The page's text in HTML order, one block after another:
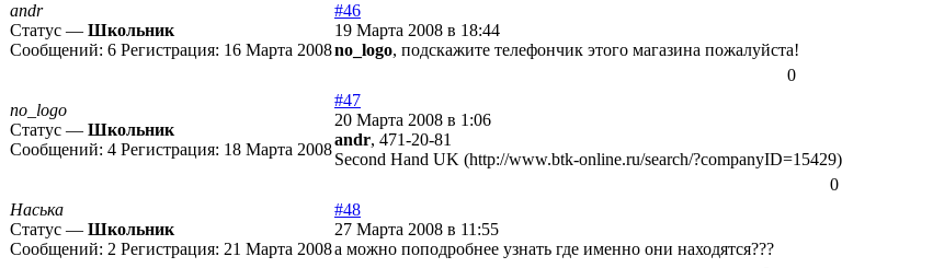
andr
Статус — Школьник
Сообщений: 6 Регистрация: 16 Марта 2008
#46
19 Марта 2008 в 18:44
no_logo, подскажите телефончик этого магазина пожалуйста!
0
no_logo
Статус — Школьник
Сообщений: 4 Регистрация: 18 Марта 2008
#47
20 Марта 2008 в 1:06
andr, 471-20-81
Second Hand UK (http://www.btk-online.ru/search/?companyID=15429)
0
Наська
Статус — Школьник
Сообщений: 2 Регистрация: 21 Марта 2008
#48
27 Марта 2008 в 11:55
а можно поподробнее узнать где именно они находятся???